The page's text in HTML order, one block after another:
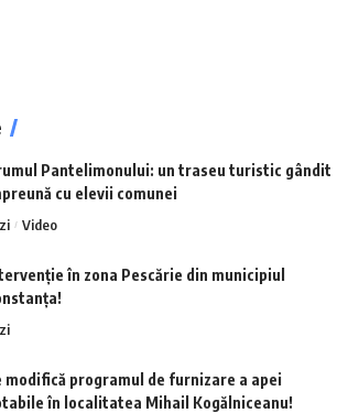
Pantelimonului: un traseu turistic gândit
cu elevii comunei
Video
în zona Pescărie din municipiul
modifică programul de furnizare a apei
în localitatea Mihail Kogălniceanu!